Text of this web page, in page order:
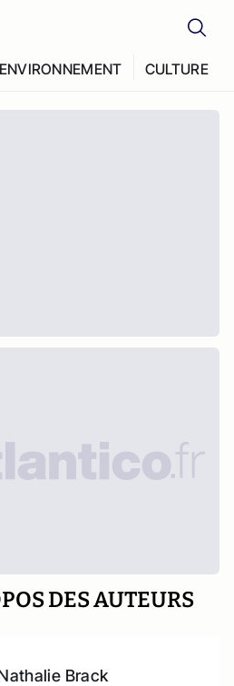
ENVIRONNEMENT CULTURE
DES AUTEURS
Brack